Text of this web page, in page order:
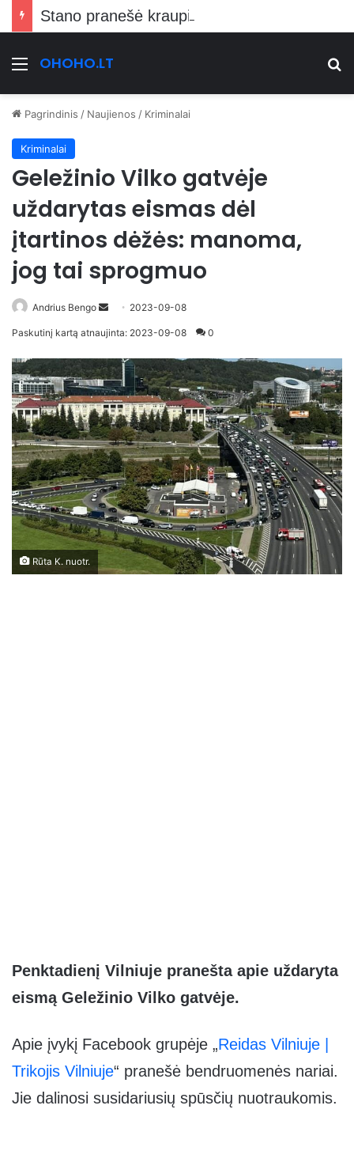
Stano pranešė kraupią žinią Vilniečiams
Meniu
OHOHO.LT
Pagrindinis / Naujienos / Kriminalai
Kriminalai
Geležinio Vilko gatvėje
uždarytas eismas dėl
įtartinos dėžės: manoma,
jog tai sprogmuo
Andrius Bengo
Send 2023-09-08
Paskutinį kartą atnaujinta: 2023-09-08 0
Rūta K. nuotr.
Penktadienį Vilniuje pranešta apie uždaryta
eismą Geležinio Vilko gatvėje.
Apie įvykį Facebook grupėje „Reidas Vilniuje |
Trikojis Vilniuje“ pranešė bendruomenės nariai.
Jie dalinosi susidariusių spūsčių nuotraukomis.